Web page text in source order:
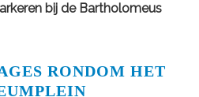
bij de Bartholomeus
RONDOM HET